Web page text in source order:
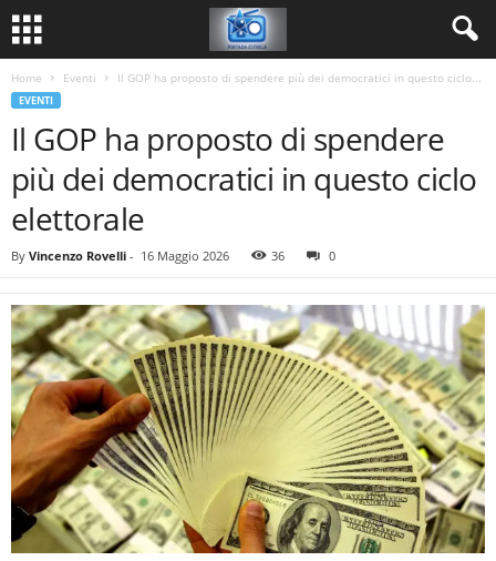
Home Eventi Il GOP ha proposto di spendere più dei democratici in questo ciclo...
EVENTI
Il GOP ha proposto di spendere
più dei democratici in questo ciclo
elettorale
By Vincenzo Rovelli - 16 Maggio 2026 36 0